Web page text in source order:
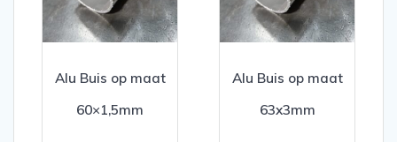
Alu Buis op maat
60×1,5mm
Alu Buis op maat
63x3mm